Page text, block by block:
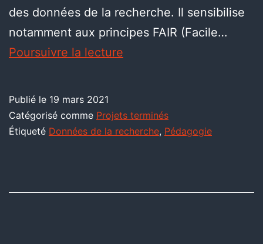
des données de la recherche. Il sensibilise
notamment aux principes FAIR (Facile…
Poursuivre la lecture
Publié le 19 mars 2021
Catégorisé comme Projets terminés
Étiqueté Données de la recherche, Pédagogie